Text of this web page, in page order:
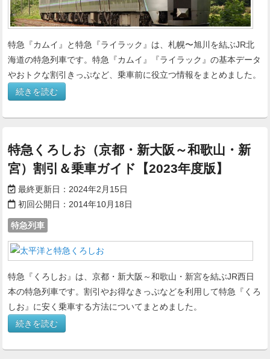
特急『カムイ』と特急『ライラック』は、札幌〜旭川を結ぶJR北
海道の特急列車です。特急『カムイ』『ライラック』の基本データ
やおトクな割引きっぷなど、乗車前に役立つ情報をまとめました。
続きを読む
特急くろしお（京都・新大阪～和歌山・新
宮）割引＆乗車ガイド【2023年度版】
最終更新日： 2024年2月15日
初回公開日： 2014年10月18日
特急列車
特急『くろしお』は、京都・新大阪～和歌山・新宮を結ぶJR西日
本の特急列車です。割引やお得なきっぷなどを利用して特急『くろ
しお』に安く乗車する方法についてまとめました。
続きを読む